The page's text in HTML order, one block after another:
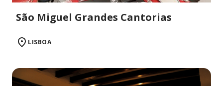
São Miguel Grandes Cantorias
LISBOA